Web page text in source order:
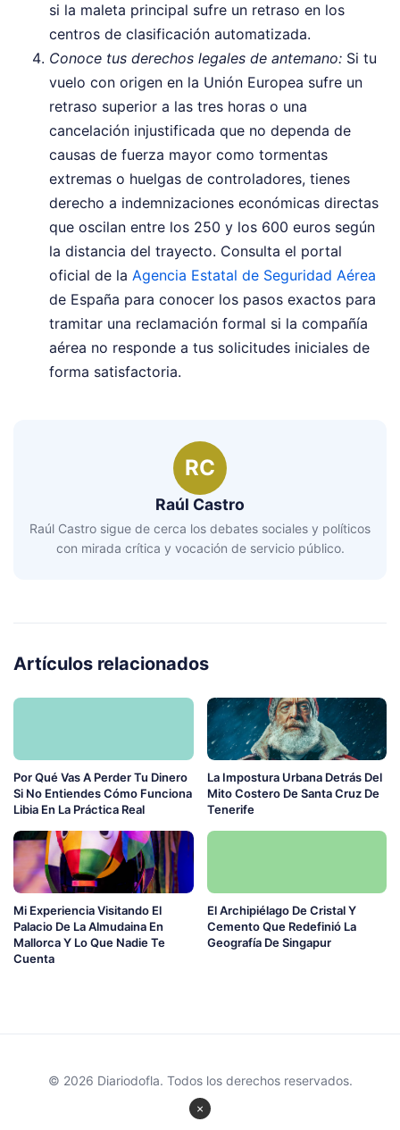
si la maleta principal sufre un retraso en los
centros de clasificación automatizada.
Conoce tus derechos legales de antemano: Si tu
vuelo con origen en la Unión Europea sufre un
retraso superior a las tres horas o una
cancelación injustificada que no dependa de
causas de fuerza mayor como tormentas
extremas o huelgas de controladores, tienes
derecho a indemnizaciones económicas directas
que oscilan entre los 250 y los 600 euros según
la distancia del trayecto. Consulta el portal
oficial de la Agencia Estatal de Seguridad Aérea
de España para conocer los pasos exactos para
tramitar una reclamación formal si la compañía
aérea no responde a tus solicitudes iniciales de
forma satisfactoria.
RC
Raúl Castro
Raúl Castro sigue de cerca los debates sociales y políticos
con mirada crítica y vocación de servicio público.
Artículos relacionados
Por Qué Vas A Perder Tu Dinero
Si No Entiendes Cómo Funciona
Libia En La Práctica Real
La Impostura Urbana Detrás Del
Mito Costero De Santa Cruz De
Tenerife
Mi Experiencia Visitando El
Palacio De La Almudaina En
Mallorca Y Lo Que Nadie Te
Cuenta
El Archipiélago De Cristal Y
Cemento Que Redefinió La
Geografía De Singapur
×
© 2026 Diariodofla. Todos los derechos reservados.